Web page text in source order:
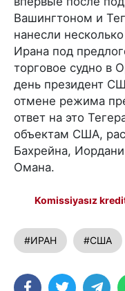
Вашингтоном и
нанесли
Ирана под
торговое судно в
день президент
отмене режима
ответ на это
объектам США,
Бахрейна,
Омана.
Komissiyasız
#ИРАН #США